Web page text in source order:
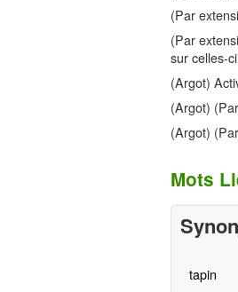
(Par
(Par
sur celles-
(Argot)
(Argot)
(Argot)
Mots
tapin